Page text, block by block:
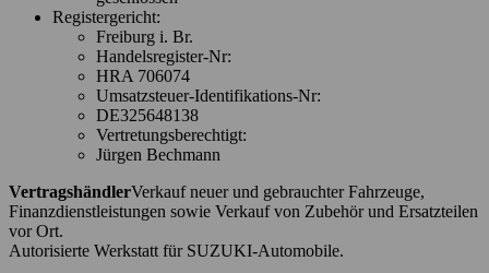
Registergericht:
Freiburg i. Br.
Handelsregister-Nr:
HRA 706074
Umsatzsteuer-Identifikations-Nr:
DE325648138
Vertretungsberechtigt:
Jürgen Bechmann
VertragshändlerVerkauf neuer und gebrauchter Fahrzeuge,
Finanzdienstleistungen sowie Verkauf von Zubehör und Ersatzteilen
vor Ort.
Autorisierte Werkstatt für SUZUKI-Automobile.